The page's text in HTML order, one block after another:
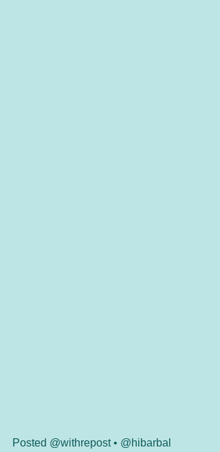
Posted @withrepost • @hibarbal